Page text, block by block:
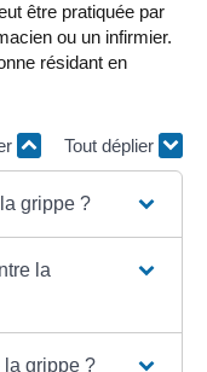
être pratiquée par
ou un infirmier.
résidant en
Tout déplier
grippe ?
la
la grippe ?